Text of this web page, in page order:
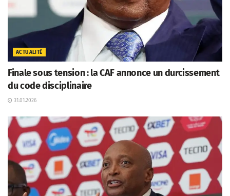
ACTUALITÉ
Finale sous tension : la CAF annonce un durcissement
du code disciplinaire
31.01.2026